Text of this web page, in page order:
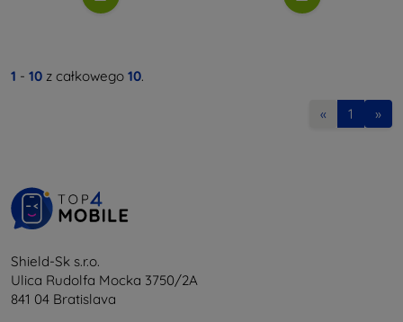
1 - 10 z całkowego 10.
« 1 »
Shield-Sk s.r.o.
Ulica Rudolfa Mocka 3750/2A
841 04 Bratislava